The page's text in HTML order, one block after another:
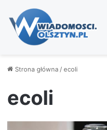
Strona główna /ecoli
ecoli